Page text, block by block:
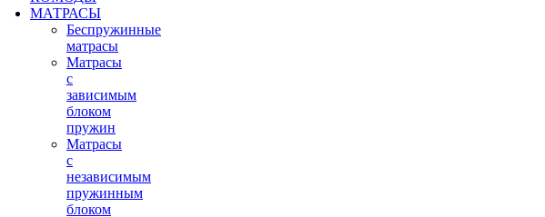
МАТРАСЫ
Беспружинные
матрасы
Матрасы
с
зависимым
блоком
пружин
Матрасы
с
независимым
пружинным
блоком